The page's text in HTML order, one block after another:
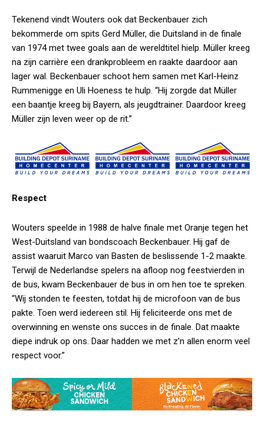
Tekenend vindt Wouters ook dat Beckenbauer zich
bekommerde om spits Gerd Müller, die Duitsland in de finale
van 1974 met twee goals aan de wereldtitel hielp. Müller kreeg
na zijn carrière een drankprobleem en raakte daardoor aan
lager wal. Beckenbauer schoot hem samen met Karl-Heinz
Rummenigge en Uli Hoeness te hulp. “Hij zorgde dat Müller
een baantje kreeg bij Bayern, als jeugdtrainer. Daardoor kreeg
Müller zijn leven weer op de rit.”
Respect
Wouters speelde in 1988 de halve finale met Oranje tegen het
West-Duitsland van bondscoach Beckenbauer. Hij gaf de
assist waaruit Marco van Basten de beslissende 1-2 maakte.
Terwijl de Nederlandse spelers na afloop nog feestvierden in
de bus, kwam Beckenbauer de bus in om hen toe te spreken.
“Wij stonden te feesten, totdat hij de microfoon van de bus
pakte. Toen werd iedereen stil. Hij feliciteerde ons met de
overwinning en wenste ons succes in de finale. Dat maakte
diepe indruk op ons. Daar hadden we met z’n allen enorm veel
respect voor.”